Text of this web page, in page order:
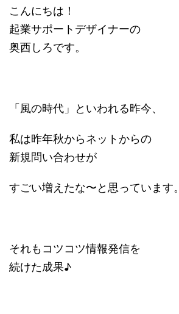
こんにちは！
起業サポートデザイナーの
奥西しろです。
「風の時代」といわれる昨今、
私は昨年秋からネットからの
新規問い合わせが
すごい増えたな〜と思っています。
それもコツコツ情報発信を
続けた成果♪